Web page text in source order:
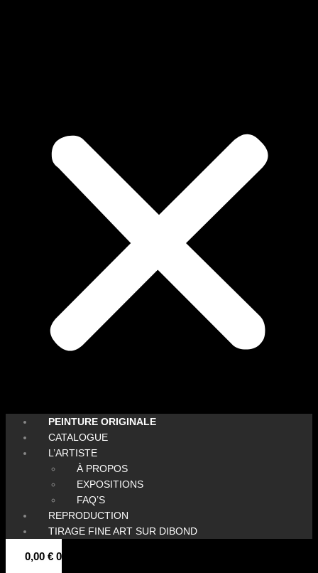
PEINTURE ORIGINALE
CATALOGUE
L’ARTISTE
À PROPOS
EXPOSITIONS
FAQ’S
REPRODUCTION
TIRAGE FINE ART SUR DIBOND
0,00 € 0